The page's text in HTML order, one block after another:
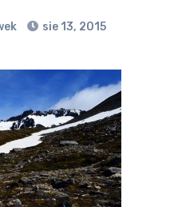
sie 13, 2015